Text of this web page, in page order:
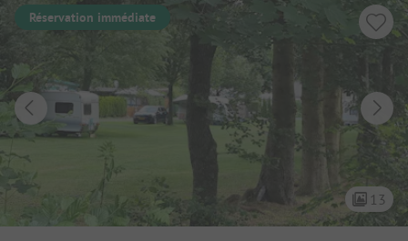
Réservation immédiate
13